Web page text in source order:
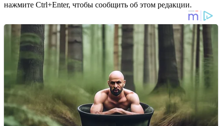
нажмите Ctrl+Enter, чтобы сообщить об этом редакции.